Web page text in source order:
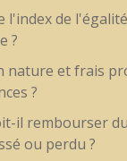
l'index de l'égalité
?
nature et frais
?
il rembourser
ou perdu ?